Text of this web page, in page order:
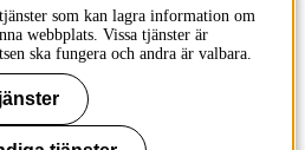
som kan lagra information om
webbplats. Vissa tjänster är
ska fungera och andra är valbara.